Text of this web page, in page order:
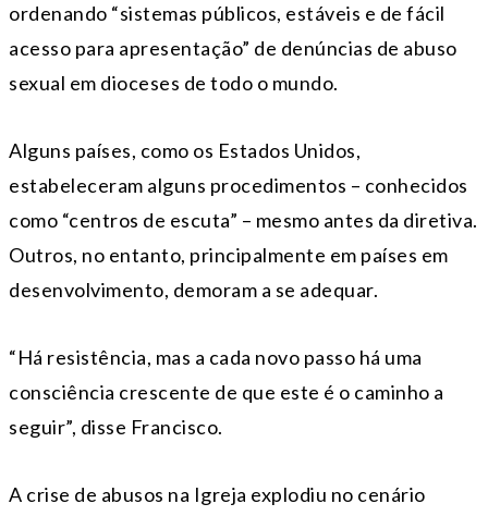
ordenando “sistemas públicos, estáveis ​​e de fácil
acesso para apresentação” de denúncias de abuso
sexual em dioceses de todo o mundo.
Alguns países, como os Estados Unidos,
estabeleceram alguns procedimentos – conhecidos
como “centros de escuta” – mesmo antes da diretiva.
Outros, no entanto, principalmente em países em
desenvolvimento, demoram a se adequar.
“Há resistência, mas a cada novo passo há uma
consciência crescente de que este é o caminho a
seguir”, disse Francisco.
A crise de abusos na Igreja explodiu no cenário